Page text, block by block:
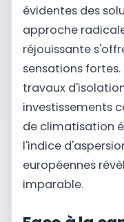
évidentes des
approche
réjouissante
sensations
travaux
investissements
de climatisation
l'indice
européennes
imparable.